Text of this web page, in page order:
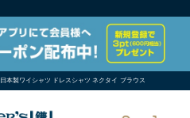
本製ワイシャツ ドレスシャツ ネクタイ ブラウス